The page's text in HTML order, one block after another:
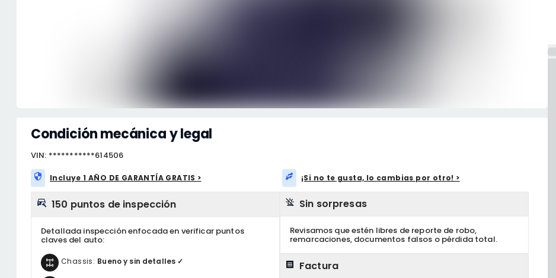
Condición mecánica y legal
VIN: ***********614506
Incluye 1 AÑO DE GARANTÍA GRATIS > ¡Si no te gusta, lo cambias por otro! >
150 puntos de inspección
Detallada inspección enfocada en verificar puntos
claves del auto:
Chassis: Bueno y sin detalles ✓
Sin sorpresas
Revisamos que estén libres de reporte de robo,
remarcaciones, documentos falsos o pérdida total.
Factura